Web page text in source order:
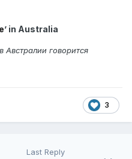
’ in Australia
Австралии говорится
3
Last Reply